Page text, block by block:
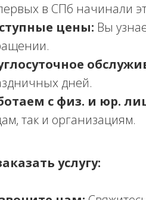
в СПб начинали
цены: Вы
дней.
с физ. и юр.
так и организациям.
услугу: